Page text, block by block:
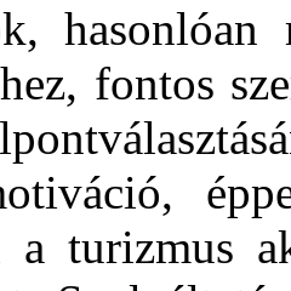
hasonlóan
fontos
turizmus